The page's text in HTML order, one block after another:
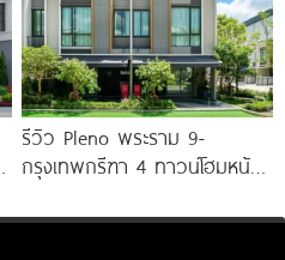
รีวิว Pleno พระราม 9-
กรุงเทพกรีฑา 4 ทาวน์โฮมหน้า
Premium